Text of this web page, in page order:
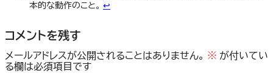
本的な動作のこと。 ↩︎
コメントを残す
メールアドレスが公開されることはありません。 ※ が付いてい
る欄は必須項目です